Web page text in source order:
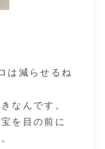
は減らせるね
なんです。
を目の前に